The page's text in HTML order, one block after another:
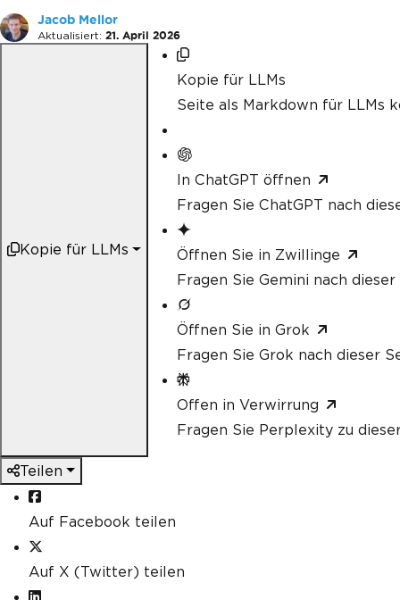
Jacob Mellor
Aktualisiert: 21. April 2026
Kopie für LLMs
Kopie für LLMs
Seite als Markdown für LLMs
In ChatGPT öffnen
Fragen Sie ChatGPT nach
Öffnen Sie in Zwillinge
Fragen Sie Gemini nach
Öffnen Sie in Grok
Fragen Sie Grok nach dieser
Offen in Verwirrung
Fragen Sie Perplexity zu
Teilen
Auf Facebook teilen
Auf X (Twitter) teilen